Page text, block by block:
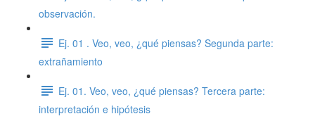
observación.
Ej. 01 . Veo, veo, ¿qué piensas? Segunda parte:
extrañamiento
Ej. 01. Veo, veo, ¿qué piensas? Tercera parte:
interpretación e hipótesis